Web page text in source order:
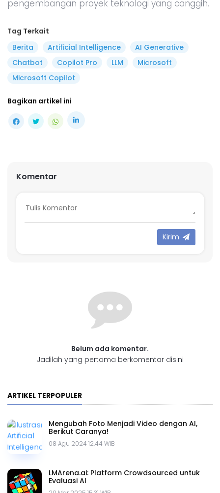
pengembangan proyek teknologi yang canggih.
Tag Terkait
Berita
Artificial Intelligence
AI Generative
Chatbot
Copilot Pro LLM
Microsoft
Microsoft Copilot
Bagikan artikel ini
Komentar
Kirim
Belum ada komentar.
Jadilah yang pertama berkomentar disini
ARTIKEL TERPOPULER
Mengubah Foto Menjadi Video dengan AI,
Berikut Caranya!
08 Agu 2024 12.44 WIB
LMArena.ai: Platform Crowdsourced untuk
Evaluasi AI